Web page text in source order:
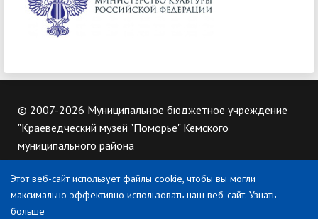
© 2007-2026 Муниципальное бюджетное учреждение
"Краеведческий музей "Поморье" Кемского
муниципального района
Контакты
186610, Республика Карелия, Кемский муниципальный
Этот веб-сайт использует файлы cookie, чтобы вы могли
максимально эффективно использовать наш веб-сайт. Узнать
больше